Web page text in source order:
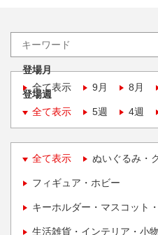
登場月
全て表示
9月 8月
登場週
全て表示
5週 4週
全て表示 ぬいぐるみ・
フィギュア・ホビー
キーホルダー・マスコット
生活雑貨・インテリア・小物